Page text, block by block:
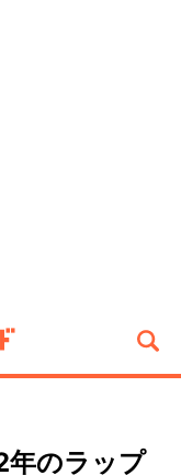
年のラップ